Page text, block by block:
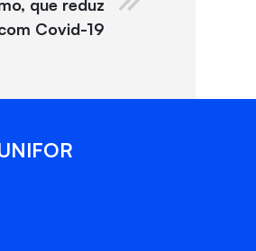
que reduz
Covid-19